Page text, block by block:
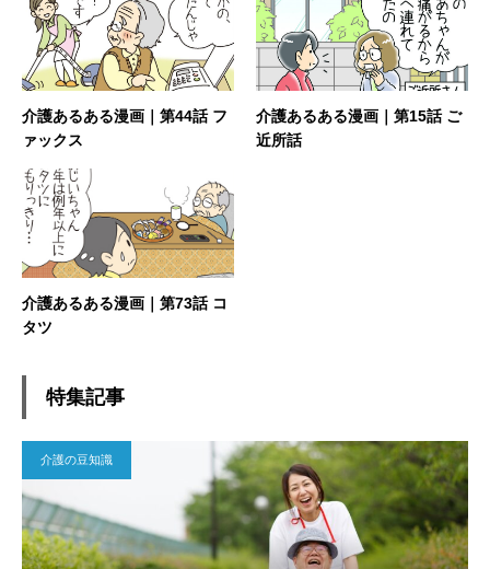
介護あるある漫画｜第44話 フ
ァックス
介護あるある漫画｜第15話 ご
近所話
介護あるある漫画｜第73話 コ
タツ
特集記事
介護の豆知識